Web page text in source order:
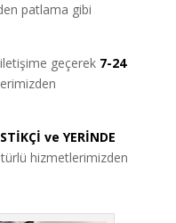
patlama gibi
geçerek 7-24
ve YERİNDE
hizmetlerimizden